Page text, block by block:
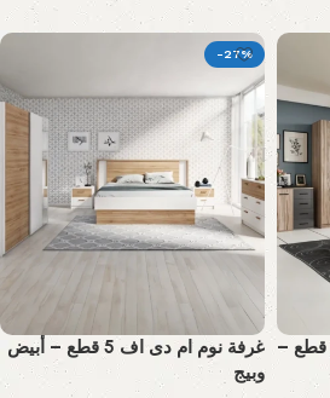
غرفة نوم خشب ام دي اف 5 قطع –
-27%
غرفة نوم ام دى اف 5 قطع – أبيض
وبيج